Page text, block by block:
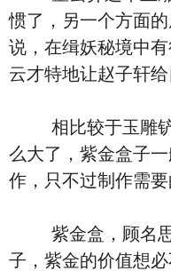
惯了，另一个方面
说，在缉妖秘境中
云才特地让赵子轩给
相比较于玉雕铲
么大了，紫金盒子
作，只不过制作需要
紫金盒，顾名思
子，紫金的价值想